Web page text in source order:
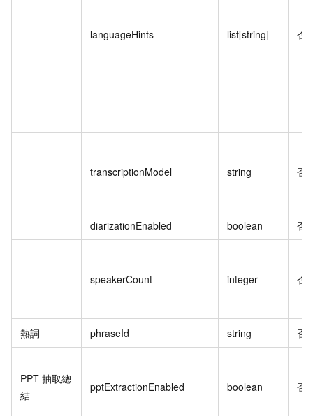
languageHints list[string] 否
transcriptionModel string 否
diarizationEnabled boolean 否
speakerCount integer 否
熱詞 phraseId string 否
PPT 抽取總
結
pptExtractionEnabled boolean 否